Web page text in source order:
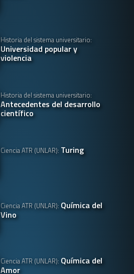
Historia del sistema universitario:
Universidad popular y
violencia
Historia del sistema universitario:
Antecedentes del desarrollo
científico
Ciencia ATR (UNLAR): Turing
Ciencia ATR (UNLAR): Química del
Vino
Ciencia ATR (UNLAR): Química del
Amor